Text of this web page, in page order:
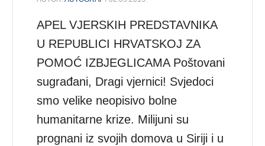
APEL VJERSKIH PREDSTAVNIKA
U REPUBLICI HRVATSKOJ ZA
POMOĆ IZBJEGLICAMA Poštovani
sugrađani, Dragi vjernici! Svjedoci
smo velike neopisivo bolne
humanitarne krize. Milijuni su
prognani iz svojih domova u Siriji i u